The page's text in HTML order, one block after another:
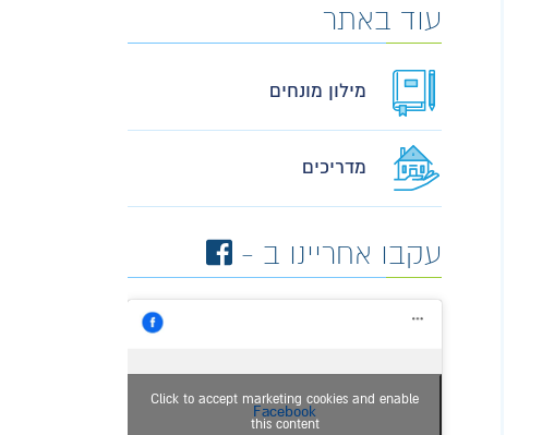
עוד באתר
מילון מונחים
מדריכים
עקבו אחריינו ב -
Facebook
Click to accept marketing cookies and enable
this content